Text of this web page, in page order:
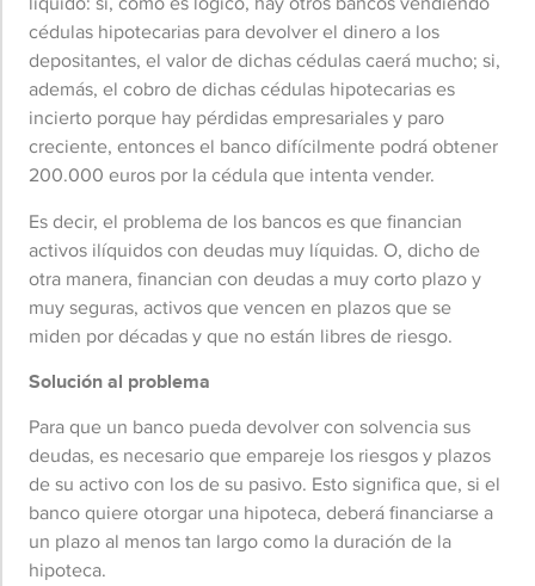
cédulas hipotecarias para devolver el dinero a los
depositantes, el valor de dichas cédulas caerá mucho; si,
además, el cobro de dichas cédulas hipotecarias es
incierto porque hay pérdidas empresariales y paro
creciente, entonces el banco difícilmente podrá obtener
200.000 euros por la cédula que intenta vender.
Es decir, el problema de los bancos es que financian
activos ilíquidos con deudas muy líquidas. O, dicho de
otra manera, financian con deudas a muy corto plazo y
muy seguras, activos que vencen en plazos que se
miden por décadas y que no están libres de riesgo.
Solución al problema
Para que un banco pueda devolver con solvencia sus
deudas, es necesario que empareje los riesgos y plazos
de su activo con los de su pasivo. Esto significa que, si el
banco quiere otorgar una hipoteca, deberá financiarse a
un plazo al menos tan largo como la duración de la
hipoteca.